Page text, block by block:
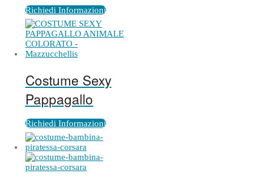
Richiedi Informazioni
Costume Sexy
Pappagallo
Richiedi Informazioni